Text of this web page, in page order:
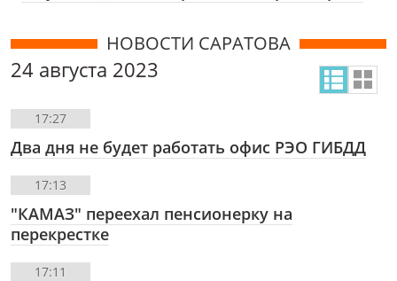
НОВОСТИ САРАТОВА
24 августа 2023
17:27
Два дня не будет работать офис РЭО ГИБДД
17:13
"КАМАЗ" переехал пенсионерку на
перекрестке
17:11